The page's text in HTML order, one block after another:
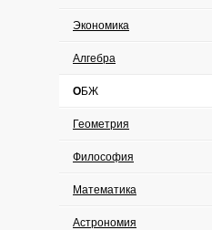
Экономика
Алгебра
ОБЖ
Геометрия
Философия
Математика
Астрономия